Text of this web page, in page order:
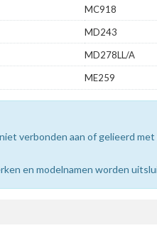
MC918
MD243
MD278LL/A
ME259
verbonden aan of gelieerd
en modelnamen worden